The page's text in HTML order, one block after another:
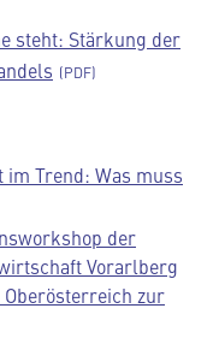
steht: Stärkung der
Trend: Was muss
der
Vorarlberg
zur